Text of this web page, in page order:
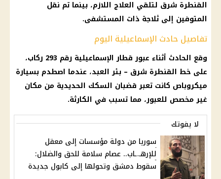
القنطرة شرق لتلقي العلاج اللازم، بينما تم نقل
المتوفين إلى ثلاجة ذات المستشفى.
تفاصيل حادث الإسماعيلية اليوم
وقع الحادث أثناء عبور قطار الإسماعيلية رقم 293 ركاب،
على خط القنطرة شرق – بئر العبد، عندما اصطدم بسيارة
ميكروباص كانت تعبر قضبان السكك الحديدية من مكان
غير مخصص للعبور، مما تسبب في الكارثة.
لا يفوتك
سوريا من دولة مؤسسات إلى معقل
للإرهـ.ـاب.. عصام سلامة للحق والضلال:
سقوط دمشق وتحولها إلى كابول جديدة